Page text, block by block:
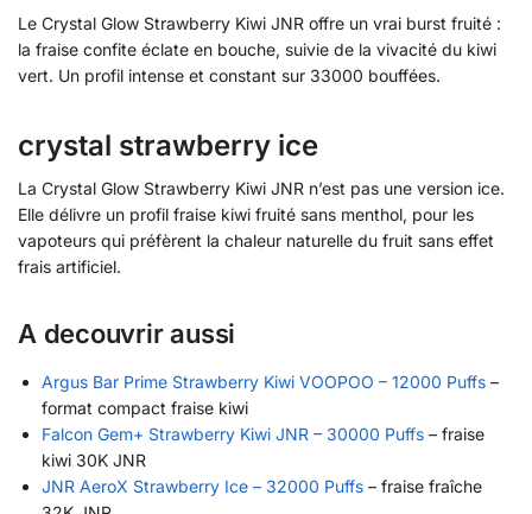
Le Crystal Glow Strawberry Kiwi JNR offre un vrai burst fruité :
la fraise confite éclate en bouche, suivie de la vivacité du kiwi
vert. Un profil intense et constant sur 33000 bouffées.
crystal strawberry ice
La Crystal Glow Strawberry Kiwi JNR n’est pas une version ice.
Elle délivre un profil fraise kiwi fruité sans menthol, pour les
vapoteurs qui préfèrent la chaleur naturelle du fruit sans effet
frais artificiel.
A decouvrir aussi
Argus Bar Prime Strawberry Kiwi VOOPOO – 12000 Puffs –
format compact fraise kiwi
Falcon Gem+ Strawberry Kiwi JNR – 30000 Puffs – fraise
kiwi 30K JNR
JNR AeroX Strawberry Ice – 32000 Puffs – fraise fraîche